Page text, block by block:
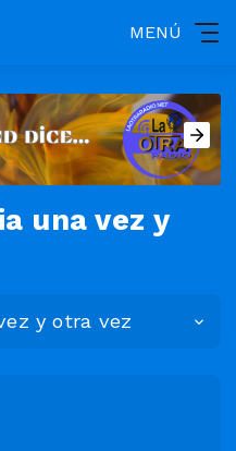
MENÚ
una vez y
y otra vez